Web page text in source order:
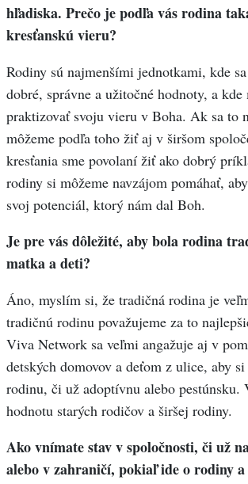
hľadiska. Prečo je podľa vás rodina
kresťanskú vieru?
Rodiny sú najmenšími jednotkami, kde
dobré, správne a užitočné hodnoty, a kde
praktizovať svoju vieru v Boha. Ak sa to
môžeme podľa toho žiť aj v širšom
kresťania sme povolaní žiť ako dobrý
rodiny si môžeme navzájom pomáhať,
svoj potenciál, ktorý nám dal Boh.
Je pre vás dôležité, aby bola rodina
matka a deti?
Áno, myslím si, že tradičná rodina je
tradičnú rodinu považujeme za to
Viva Network sa veľmi angažuje aj v
detských domovov a deťom z ulice, aby
rodinu, či už adoptívnu alebo pestúnsku.
hodnotu starých rodičov a širšej rodiny.
Ako vnímate stav v spoločnosti, či už
alebo v zahraničí, pokiaľ ide o rodiny a